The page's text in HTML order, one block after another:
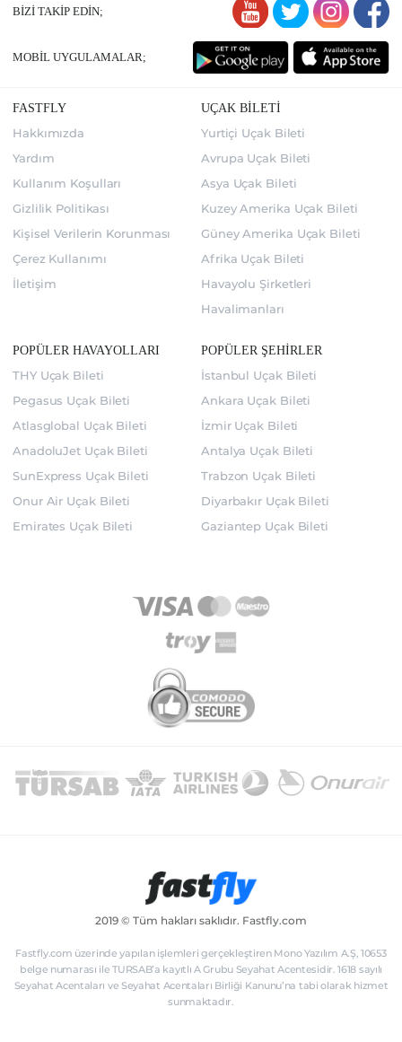
BİZİ TAKİP EDİN;
MOBİL UYGULAMALAR;
FASTFLY
Hakkımızda
Yardım
Kullanım Koşulları
Gizlilik Politikası
Kişisel Verilerin Korunması
Çerez Kullanımı
İletişim
UÇAK BİLETİ
Yurtiçi Uçak Bileti
Avrupa Uçak Bileti
Asya Uçak Bileti
Kuzey Amerika Uçak Bileti
Güney Amerika Uçak Bileti
Afrika Uçak Bileti
Havayolu Şirketleri
Havalimanları
POPÜLER HAVAYOLLARI
THY Uçak Bileti
Pegasus Uçak Bileti
Atlasglobal Uçak Bileti
AnadoluJet Uçak Bileti
SunExpress Uçak Bileti
Onur Air Uçak Bileti
Emirates Uçak Bileti
POPÜLER ŞEHİRLER
İstanbul Uçak Bileti
Ankara Uçak Bileti
İzmir Uçak Bileti
Antalya Uçak Bileti
Trabzon Uçak Bileti
Diyarbakır Uçak Bileti
Gaziantep Uçak Bileti
2019 © Tüm hakları saklıdır. Fastfly.com
Fastfly.com üzerinde yapılan işlemleri gerçekleştiren Mono Yazılım A.Ş, 10653
belge numarası ile TURSAB’a kayıtlı A Grubu Seyahat Acentesidir. 1618 sayılı
Seyahat Acentaları ve Seyahat Acentaları Birliği Kanunu’na tabi olarak hizmet
sunmaktadır.